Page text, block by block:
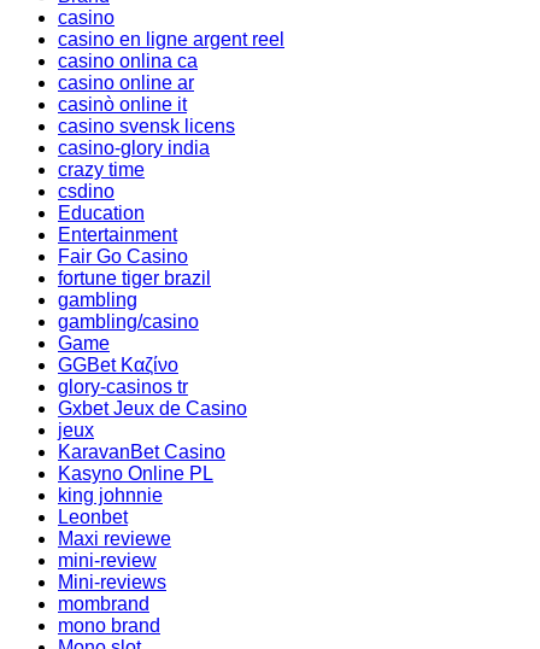
casino
casino en ligne argent reel
casino onlina ca
casino online ar
casinò online it
casino svensk licens
casino-glory india
crazy time
csdino
Education
Entertainment
Fair Go Casino
fortune tiger brazil
gambling
gambling/casino
Game
GGBet Καζίνο
glory-casinos tr
Gxbet Jeux de Casino
jeux
KaravanBet Casino
Kasyno Online PL
king johnnie
Leonbet
Maxi reviewe
mini-review
Mini-reviews
mombrand
mono brand